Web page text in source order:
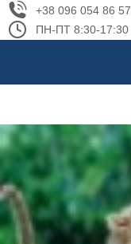
+38 096 054 86 57
ПН-ПТ 8:30-17:30